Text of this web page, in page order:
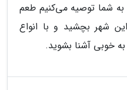
شما توصیه می‌کنیم طعم
این شهر بچشید و با انواع
خوبی آشنا بشوید.